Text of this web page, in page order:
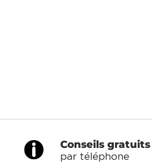
Conseils gratuits
par téléphone